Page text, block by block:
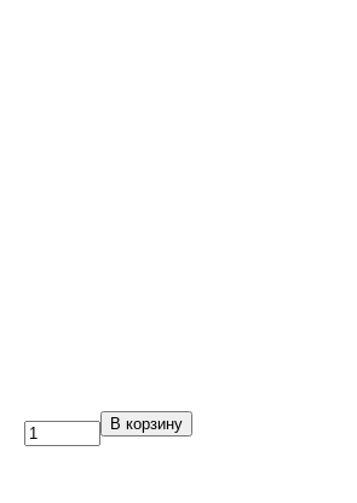
В корзину